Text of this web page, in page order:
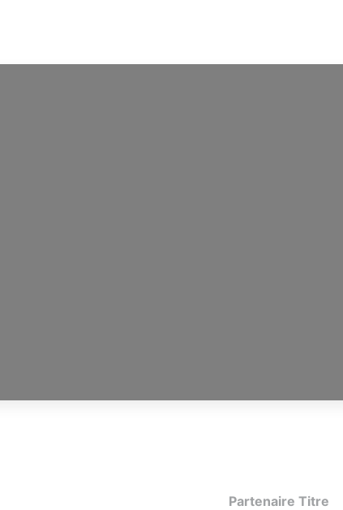
Partenaires majeurs